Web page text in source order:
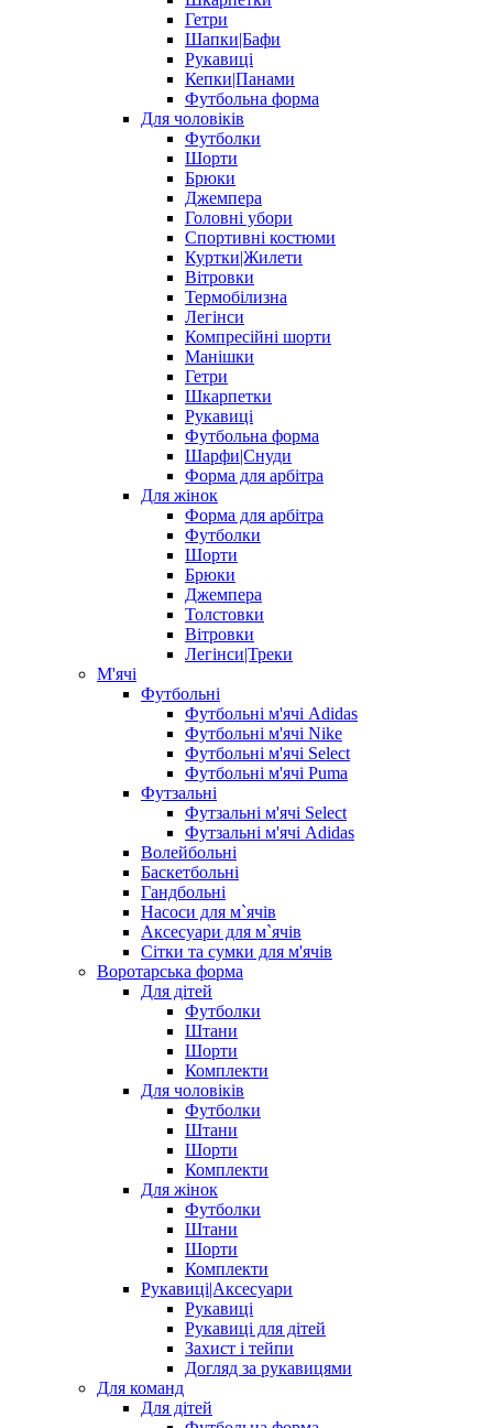
Гетри
Шапки|Бафи
Рукавиці
Кепки|Панами
Футбольна форма
Для чоловіків
Футболки
Шорти
Брюки
Джемпера
Головні убори
Спортивні костюми
Куртки|Жилети
Вітровки
Термобілизна
Легінси
Компресійні шорти
Манішки
Гетри
Шкарпетки
Рукавиці
Футбольна форма
Шарфи|Снуди
Форма для арбітра
Для жінок
Форма для арбітра
Футболки
Шорти
Брюки
Джемпера
Толстовки
Вітровки
Легінси|Треки
М'ячі
Футбольні
Футбольні м'ячі Adidas
Футбольні м'ячі Nike
Футбольні м'ячі Select
Футбольні м'ячі Puma
Футзальні
Футзальні м'ячі Select
Футзальні м'ячі Adidas
Волейбольні
Баскетбольні
Гандбольні
Насоси для м`ячів
Аксесуари для м`ячів
Сітки та сумки для м'ячів
Воротарська форма
Для дітей
Футболки
Штани
Шорти
Комплекти
Для чоловіків
Футболки
Штани
Шорти
Комплекти
Для жінок
Футболки
Штани
Шорти
Комплекти
Рукавиці|Аксесуари
Рукавиці
Рукавиці для дітей
Захист і тейпи
Догляд за рукавицями
Для команд
Для дітей